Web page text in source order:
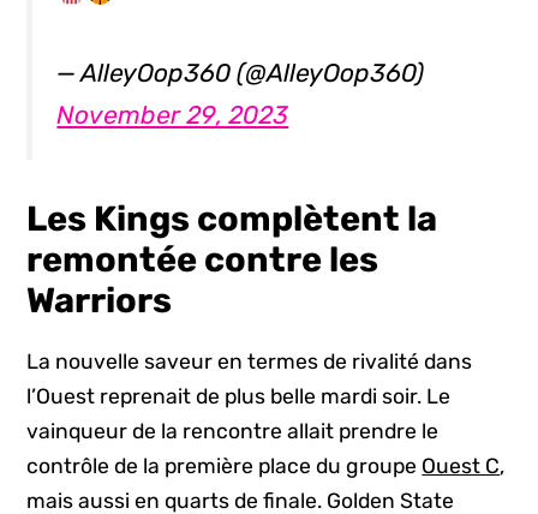
— AlleyOop360 (@AlleyOop360)
November 29, 2023
Les Kings complètent la
remontée contre les
Warriors
La nouvelle saveur en termes de rivalité dans
l’Ouest reprenait de plus belle mardi soir. Le
vainqueur de la rencontre allait prendre le
contrôle de la première place du groupe Ouest C,
mais aussi en quarts de finale. Golden State